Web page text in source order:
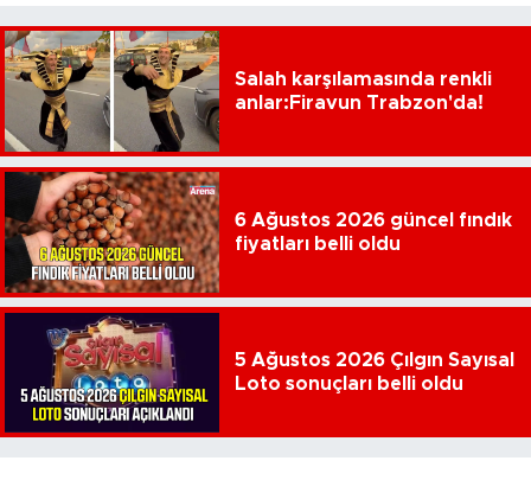
Salah karşılamasında renkli
anlar:Firavun Trabzon'da!
6 Ağustos 2026 güncel fındık
fiyatları belli oldu
5 Ağustos 2026 Çılgın Sayısal
Loto sonuçları belli oldu